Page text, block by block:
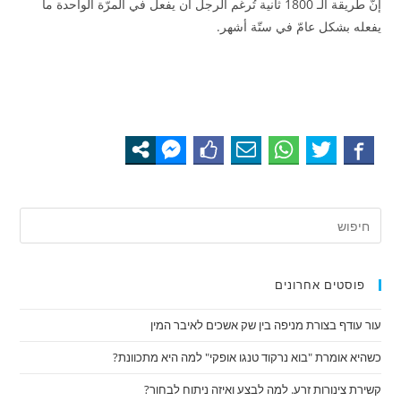
إنّ طريقة الـ 1800 ثانية تُرغم الرجل أن يفعل في المرّة الواحدة ما
يفعله بشكل عامّ في ستّة أشهر.
פוסטים אחרונים
עור עודף בצורת מניפה בין שק אשכים לאיבר המין
כשהיא אומרת "בוא נרקוד טנגו אופקי" למה היא מתכוונת?
קשירת צינורות זרע. למה לבצע ואיזה ניתוח לבחור?